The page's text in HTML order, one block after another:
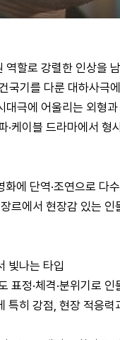
역할로 강렬한 인상을
국기를 다룬 대하사극
대극에 어울리는 외형
·케이블 드라마에서
에 단역·조연으로 다
장르에서 현장감 있는
빛나는 타입
표정·체격·분위기로
특히 강점, 현장 적응력